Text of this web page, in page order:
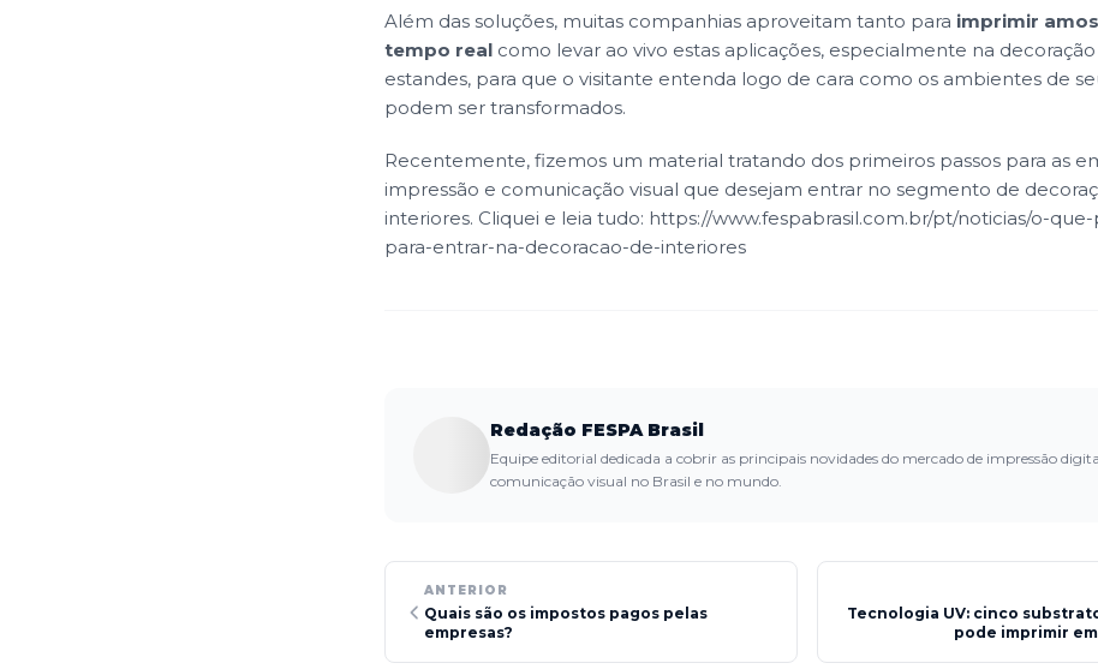
Além das soluções, muitas companhias aproveitam tanto para imprimir
tempo real como levar ao vivo estas aplicações, especialmente na
estandes, para que o visitante entenda logo de cara como os ambientes de
podem ser transformados.
Recentemente, fizemos um material tratando dos primeiros passos para as
impressão e comunicação visual que desejam entrar no segmento de
interiores. Cliquei e leia tudo: https://www.fespabrasil.com.br/pt/noticias/o-
para-entrar-na-decoracao-de-interiores
Redação FESPA Brasil
Equipe editorial dedicada a cobrir as principais novidades do mercado de impressão
comunicação visual no Brasil e no mundo.
ANTERIOR
Quais são os impostos pagos pelas
empresas?
Tecnologia UV: cinco
pode imprimir